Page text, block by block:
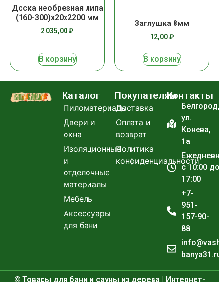
Доска необрезная липа
(160-300)х20х2200 мм
2 035,00₽
В корзину
Заглушка 8мм
12,00₽
В корзину
Каталог
Пиломатериалы
Двери и
окна
Изоляционные
и
отделочные
материалы
Мебель
Аксессуары
для бани
Покупателям
Доставка
Оплата и
возврат
Политика
конфиденциальности
Контакты
Белгород,
ул.
Конева,
1а
с 10:00 до
17:00
+7-
951-
157-90-
88
© Товары для бани и сауны из дерева | Интернет-